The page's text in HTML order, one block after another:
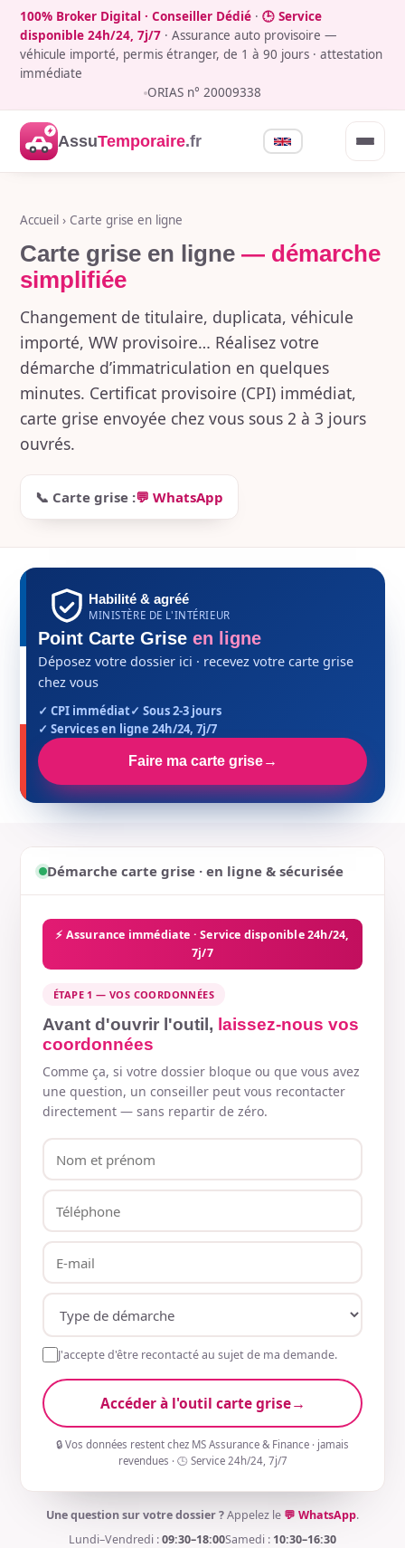
100% Broker Digital · Conseiller Dédié · 🕒 Service
disponible 24h/24, 7j/7 · Assurance auto provisoire —
véhicule importé, permis étranger, de 1 à 90 jours · attestation
immédiate
ORIAS n° 20009338
AssuTemporaire.fr
Accueil › Carte grise en ligne
Carte grise en ligne — démarche
simplifiée
Changement de titulaire, duplicata, véhicule
importé, WW provisoire… Réalisez votre
démarche d’immatriculation en quelques
minutes. Certificat provisoire (CPI) immédiat,
carte grise envoyée chez vous sous 2 à 3 jours
ouvrés.
📞 Carte grise :💬 WhatsApp
Habilité & agréé
MINISTÈRE DE L'INTÉRIEUR
Point Carte Grise en ligne
Déposez votre dossier ici · recevez votre carte grise
chez vous
✓ CPI immédiat✓ Sous 2-3 jours
✓ Services en ligne 24h/24, 7j/7
Faire ma carte grise→
Démarche carte grise · en ligne & sécurisée
⚡ Assurance immédiate · Service disponible 24h/24,
7j/7
ÉTAPE 1 — VOS COORDONNÉES
Avant d'ouvrir l'outil, laissez-nous vos
coordonnées
Comme ça, si votre dossier bloque ou que vous avez
une question, un conseiller peut vous recontacter
directement — sans repartir de zéro.
J'accepte d'être recontacté au sujet de ma demande.
Accéder à l'outil carte grise→
🔒 Vos données restent chez MS Assurance & Finance · jamais
revendues · 🕒 Service 24h/24, 7j/7
Une question sur votre dossier ?Appelez le 💬 WhatsApp.
Lundi–Vendredi :09:30–18:00Samedi : 10:30–16:30